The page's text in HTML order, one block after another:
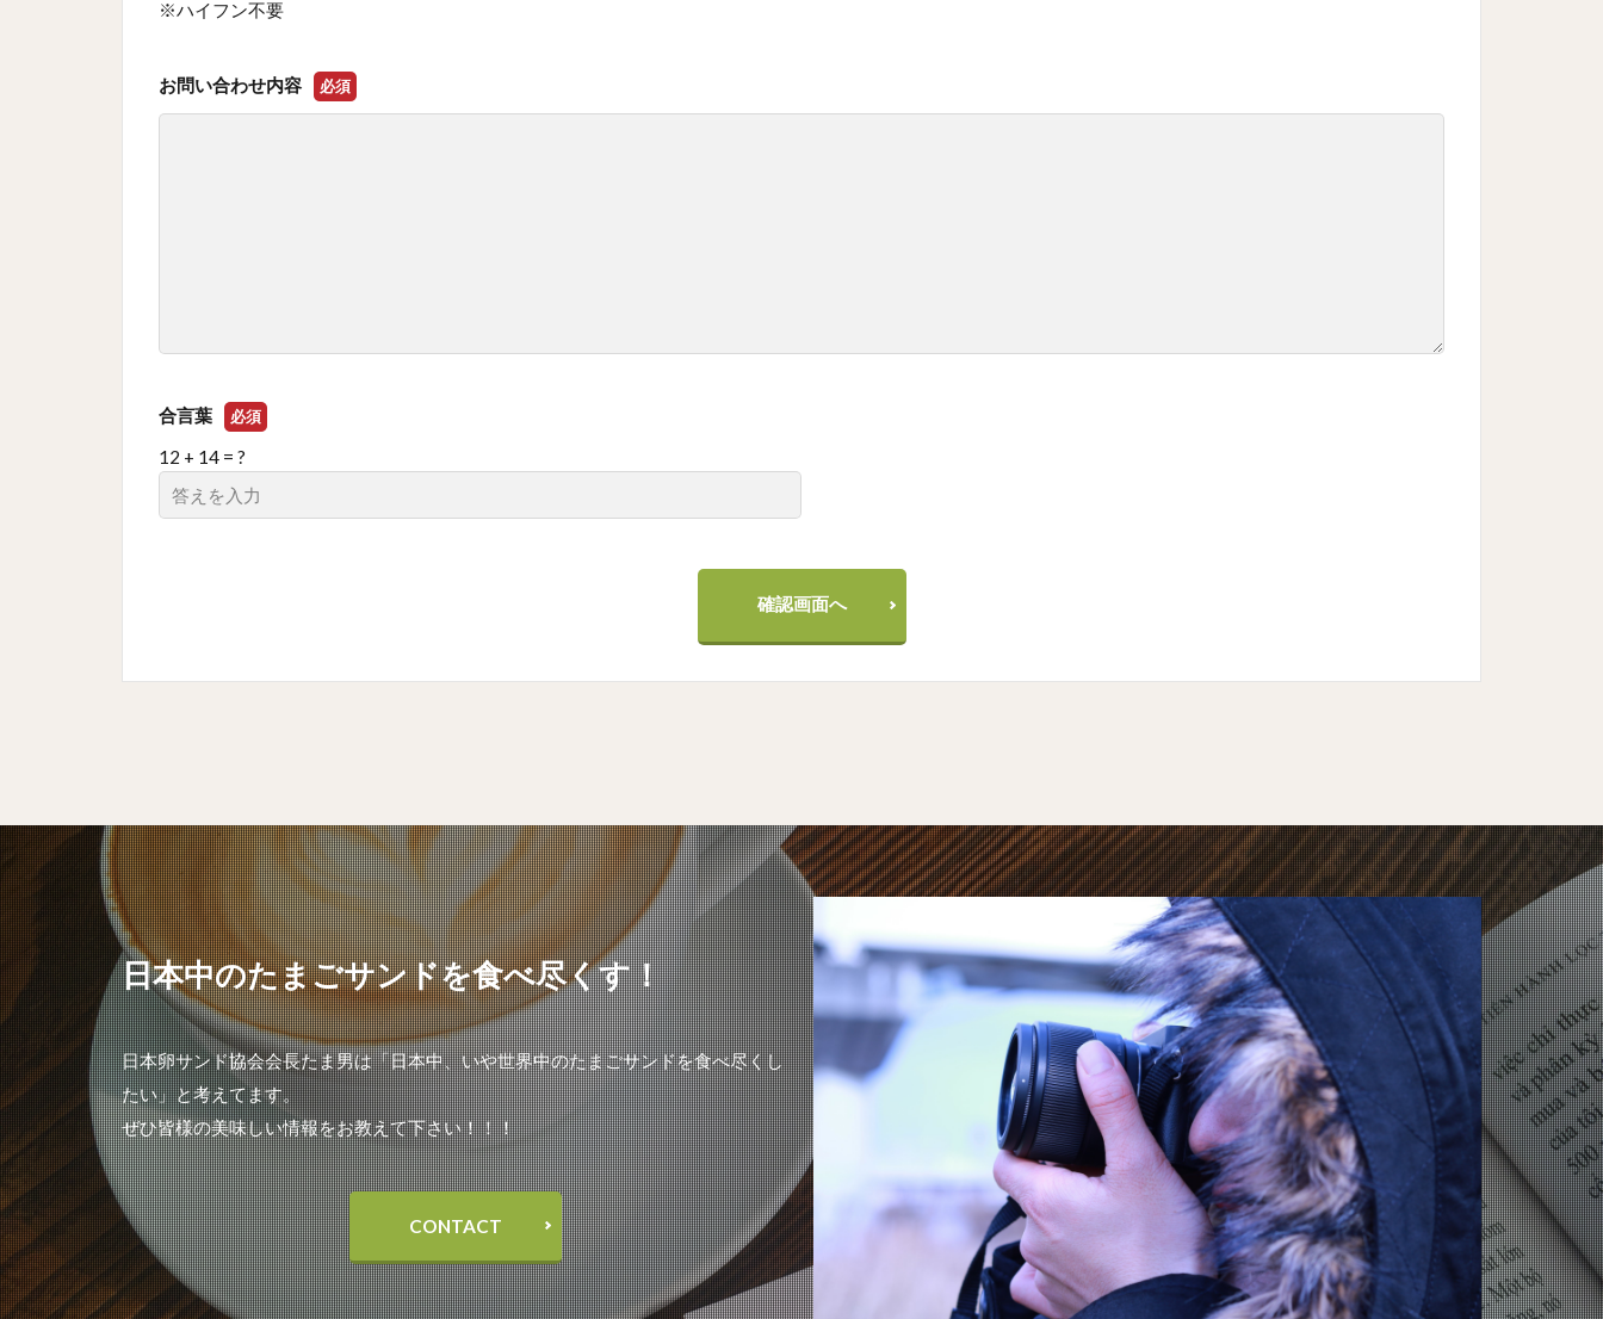
※ハイフン不要
お問い合わせ内容 必須
合言葉 必須
12 + 14 = ?
確認画面へ
日本中のたまごサンドを食べ尽くす！
日本卵サンド協会会長たま男は「日本中、いや世界中のたまごサンドを食べ尽くし
たい」と考えてます。
ぜひ皆様の美味しい情報をお教えて下さい！！！
CONTACT